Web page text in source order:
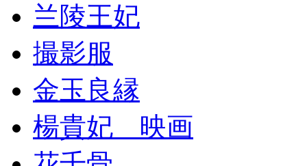
兰陵王妃
撮影服
金玉良縁
楊貴妃 映画